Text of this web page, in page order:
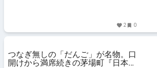
2 0
つなぎ無しの「だんご」が名物。口
開けから満席続きの茅場町『日本橋